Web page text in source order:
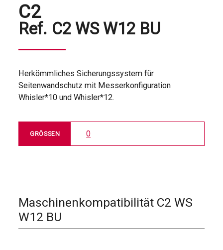
C2
Ref. C2 WS W12 BU
Herkömmliches Sicherungssystem für
Seitenwandschutz mit Messerkonfiguration
Whisler*10 und Whisler*12.
GRÖSSEN 0
Maschinenkompatibilität C2 WS
W12 BU